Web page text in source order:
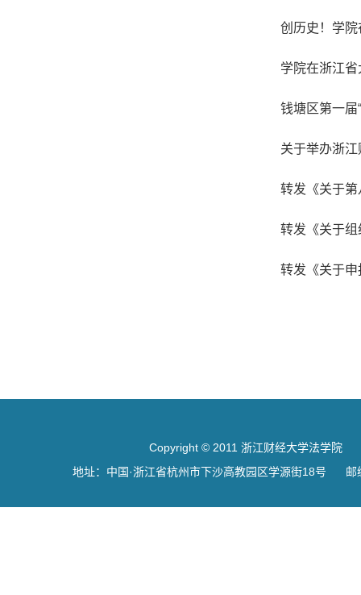
创历史！学院
学院在浙江
钱塘区第一届
关于举办浙
转发《关于第
转发《关于组
转发《关于
Copyright © 2011 浙江财经大学法学院
地址：中国·浙江省杭州市下沙高教园区学源街18号 邮